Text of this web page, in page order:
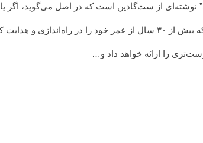
نوشته‌ای از ست‌گادین است که در اصل می‌گوید، اگر
دیده نمی‌شوید. ست گادین به عنوان فردی که بیش از ۳۰ سال از عمر خود را در
را ارائه خواهد داد و…